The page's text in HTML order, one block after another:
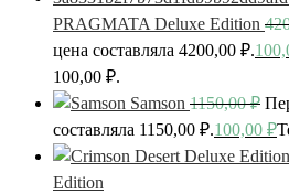
PRAGMATA Deluxe Edition
цена составляла 4200,00 ₽.
100,00 ₽.
Samson 1150,00₽
составляла 1150,00 ₽.100,00 ₽
Edition